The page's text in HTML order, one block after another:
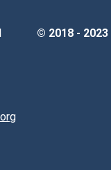
© 2018 - 2023 |